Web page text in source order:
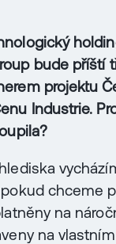
bude příští
projektu
Industrie.
chceme
na
na vlastním